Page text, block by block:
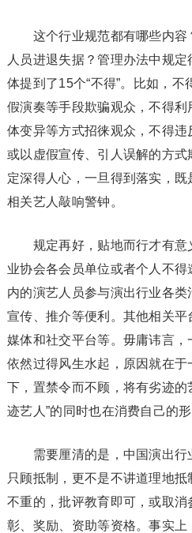
这个行业规范都有哪些内容
人员进退失据？管理办法中规
体提到了15个“不得”。比如，不
假演奏等手段欺骗观众，不得利
体变异等方式招徕观众，不得违
或以虚假宣传、引人误解的方
定深得人心，一旦得到落实，
相关艺人敲响警钟。
规定再好，贴地而行才有意
业协会各会员单位或者个人不
内的演艺人员参与演出行业各
宣传、推介等便利。其他相关
媒体和社交平台等。毋庸讳言
依然过得风生水起，原因就在
下，置禁令而不顾，将有劣迹的
迹艺人”的同时也在消费自己的形
需要厘清的是，中国演出行
只顾抵制，更不是不讲道理地
不重的，批评教育即可，或取
彰、奖励、资助等资格。事实上